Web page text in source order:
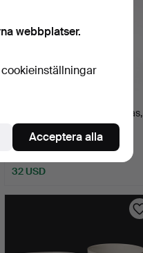
LJUSKRONA, smide och glas,
troligen Bertil…
6 dagar
32 USD
webbplatser.
Acceptera alla